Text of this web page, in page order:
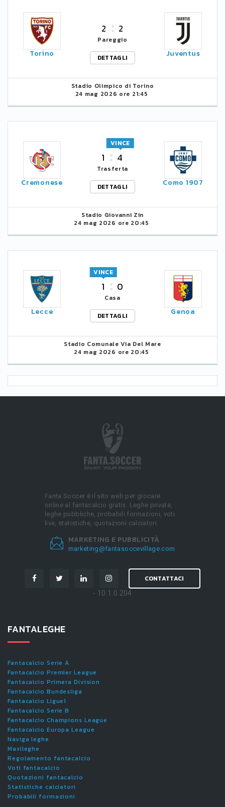
Torino
2 2
Pareggio
DETTAGLI
Juventus
Stadio Olimpico di Torino
24 mag 2026 ore 21:45
Cremonese
1 4
VINCE
Trasferta
DETTAGLI
Como 1907
Stadio Giovanni Zin
24 mag 2026 ore 20:45
Lecce
1
VINCE
0
Casa
DETTAGLI
Genoa
Stadio Comunale Via Del Mare
24 mag 2026 ore 20:45
Fanta.Soccer è il sito web per giocare
online al fantacalcio gratis. Leghe private,
leghe pubbliche, probabili formazioni, voti
live, statistiche, quotazioni calciatori.
MARKETING E PUBBLICITÀ
marketing@fantasoccevillage.com
CONTATTACI
- 10.1.0.204
FANTALEGHE
Fantacalcio Serie A
Fantacalcio Premier League
Fantacalcio Primera Division
Fantacalcio Bundesliga
Fantacalcio Ligue1
Fantacalcio Serie B
Fantacalcio Champions League
Fantacalcio Europa League
Naviga leghe
Maxileghe
Regolamento fantacalcio
Voti fantacalcio
Quotazioni fantacalcio
Statistiche calciatori
Probabili formazioni